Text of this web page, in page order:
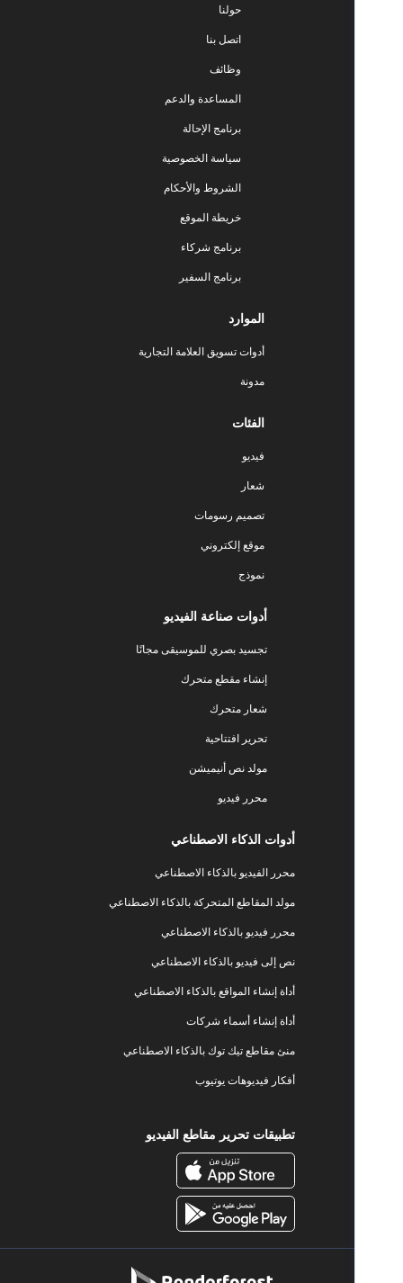
المساعدة والدعم
برنامج الإحالة
سياسة الخصوصية
الشروط والأحكام
خريطة الموقع
برنامج شركاء
برنامج السفير
أدوات تسويق العلامة التجارية
تصميم رسومات
موقع إلكتروني
أدوات صناعة الفيديو
تجسيد بصري للموسيقى مجانًا
إنشاء مقطع متحرك
شعار متحرك
تحرير افتتاحية
مولد نص أنيميشن
محرر فيديو
أدوات الذكاء الاصطناعي
محرر الفيديو بالذكاء الاصطناعي
مولد المقاطع المتحركة بالذكاء الاصطناعي
محرر فيديو بالذكاء الاصطناعي
نص إلى فيديو بالذكاء الاصطناعي
أداة إنشاء المواقع بالذكاء الاصطناعي
أداة إنشاء أسماء شركات
منئ مقاطع تيك توك بالذكاء الاصطناعي
أفكار فيديوهات يوتيوب
تطبيقات تحرير مقاطع الفيديو